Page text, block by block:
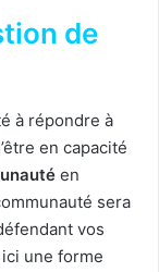
de
à répondre à
en capacité
en
sera
vos
une forme